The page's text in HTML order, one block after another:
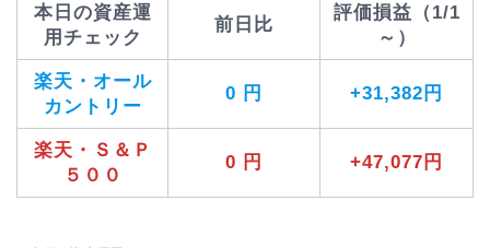
本日の資産運
用チェック
前日比
評価損益（1/1
～）
楽天・オール
カントリー
0 円 +31,382円
楽天・Ｓ＆Ｐ
５００
0 円 +47,077円